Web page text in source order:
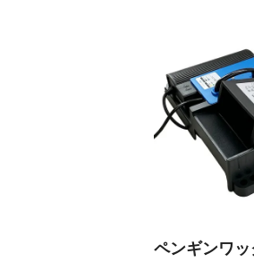
ペンギンワ